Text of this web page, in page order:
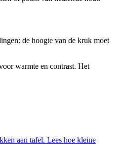
de hoogte van de kruk moet
warmte en contrast. Het
aan tafel. Lees hoe kleine